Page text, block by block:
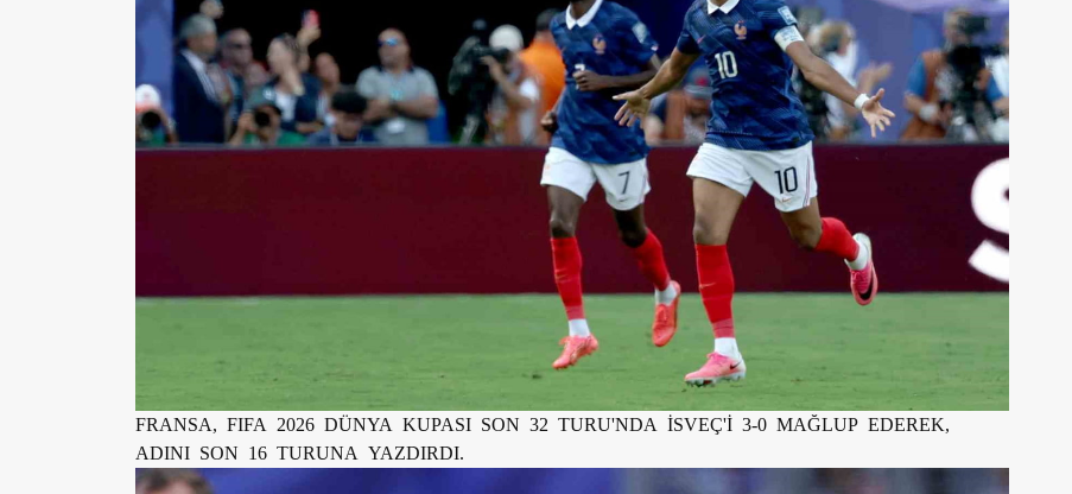
FRANSA, FIFA 2026 DÜNYA KUPASI SON 32 TURU'NDA İSVEÇ'İ 3-0 MAĞLUP EDEREK,
ADINI SON 16 TURUNA YAZDIRDI.